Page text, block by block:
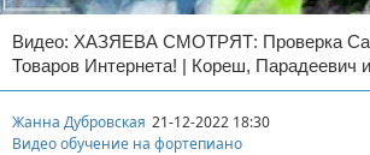
Видео: ХАЗЯЕВА СМОТРЯТ: Проверка
Товаров Интернета! | Кореш, Парадеевич
Жанна Дубровская 21-12-2022 18:30
Видео обучение на фортепиано